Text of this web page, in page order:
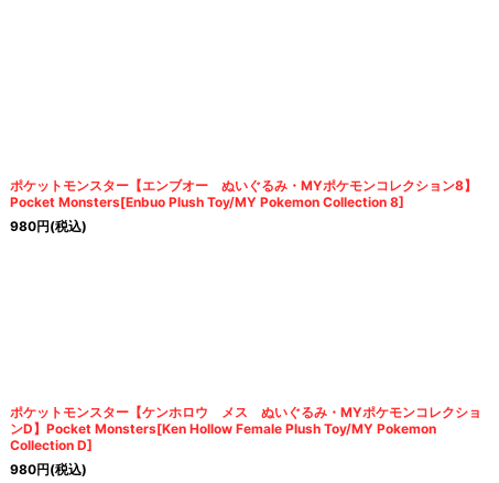
ポケットモンスター【エンブオー ぬいぐるみ・MYポケモンコレクション8】
Pocket Monsters[Enbuo Plush Toy/MY Pokemon Collection 8]
980円(税込)
ポケットモンスター【ケンホロウ メス ぬいぐるみ・MYポケモンコレクショ
ンD】Pocket Monsters[Ken Hollow Female Plush Toy/MY Pokemon
Collection D]
980円(税込)